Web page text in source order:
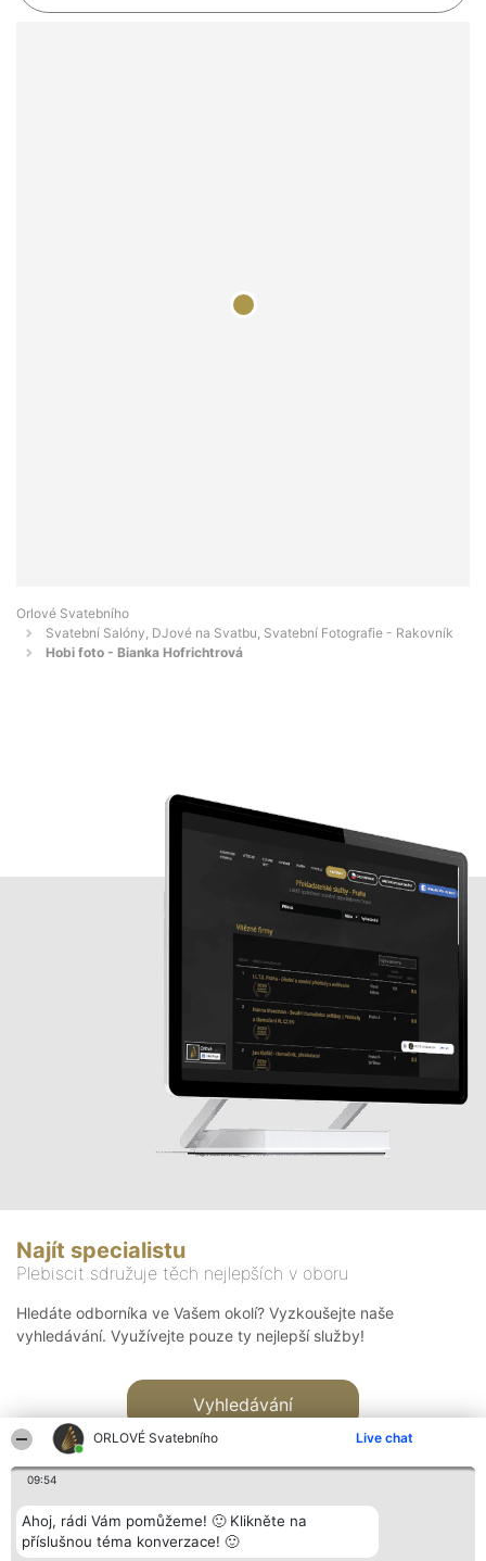
ORLOVÉ Svatebního Live chat
09:54
Ahoj, rádi Vám pomůžeme! 🙂 Klikněte na
příslušnou téma konverzace! 🙂
Orlové Svatebního
Svatební Salóny, DJové na Svatbu, Svatební Fotografie - Rakovník
Hobi foto - Bianka Hofrichtrová
Najít specialistu
Plebiscit sdružuje těch nejlepších v oboru
Hledáte odborníka ve Vašem okolí? Vyzkoušejte naše
vyhledávání. Využívejte pouze ty nejlepší služby!
Vyhledávání